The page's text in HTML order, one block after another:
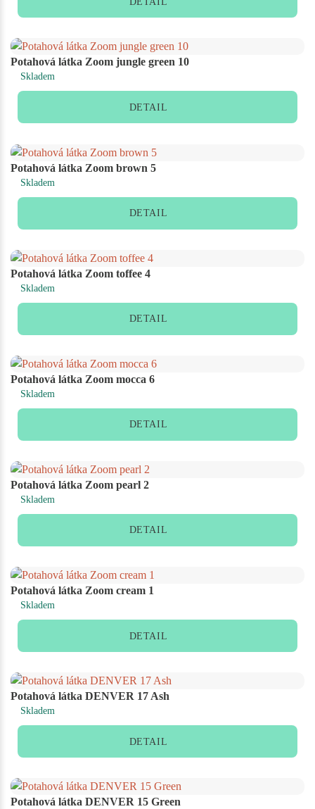
Potahová látka Zoom jungle green 10
Skladem
DETAIL
Potahová látka Zoom brown 5
Skladem
DETAIL
Potahová látka Zoom toffee 4
Skladem
DETAIL
Potahová látka Zoom mocca 6
Skladem
DETAIL
Potahová látka Zoom pearl 2
Skladem
DETAIL
Potahová látka Zoom cream 1
Skladem
DETAIL
Potahová látka DENVER 17 Ash
Skladem
DETAIL
Potahová látka DENVER 15 Green